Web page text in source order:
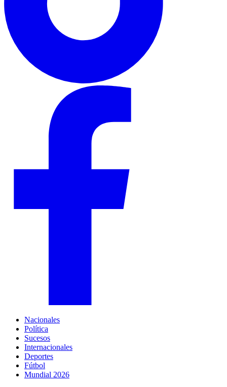
Nacionales
Política
Sucesos
Internacionales
Deportes
Fútbol
Mundial 2026